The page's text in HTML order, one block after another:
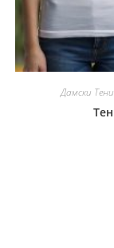
Дамски